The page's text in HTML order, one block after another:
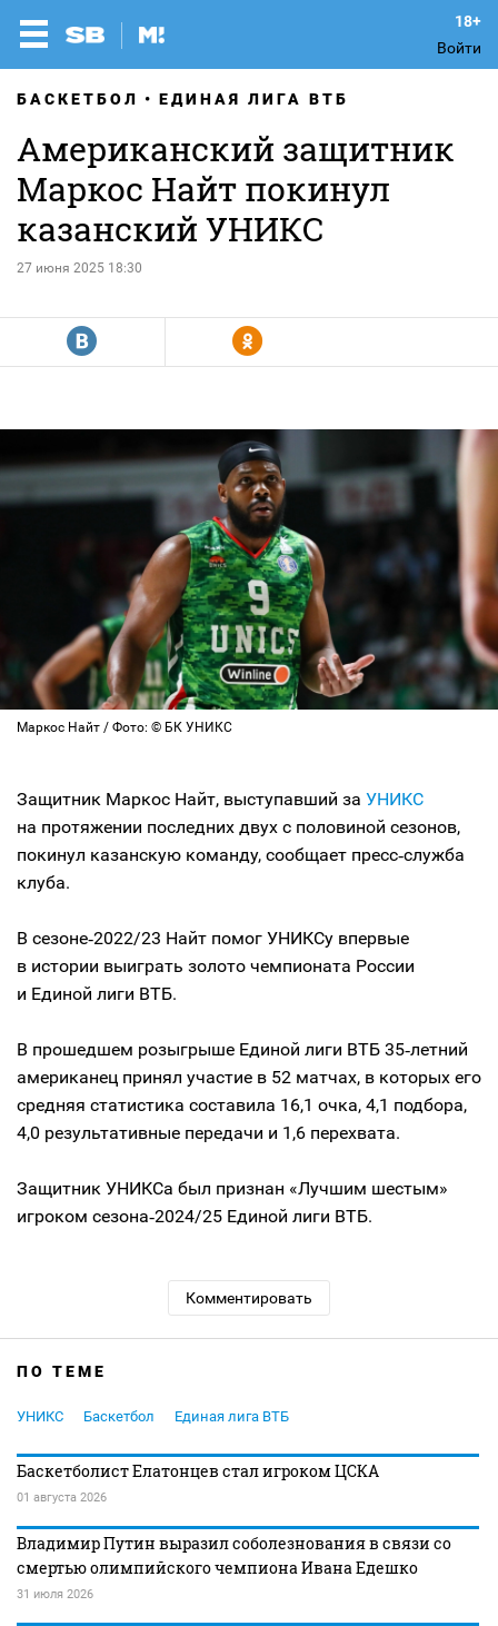
Войти
БАСКЕТБОЛ ЕДИНАЯ ЛИГА ВТБ
Американский защитник
Маркос Найт покинул
казанский УНИКС
27 июня 2025 18:30
R Y
Маркос Найт / Фото: © БК УНИКС
Защитник Маркос Найт, выступавший за УНИКС
на протяжении последних двух с половиной сезонов,
покинул казанскую команду, сообщает пресс‑служба
клуба.
В сезоне‑2022/23 Найт помог УНИКСу впервые
в истории выиграть золото чемпионата России
и Единой лиги ВТБ.
В прошедшем розыгрыше Единой лиги ВТБ 35‑летний
американец принял участие в 52 матчах, в которых его
средняя статистика составила 16,1 очка, 4,1 подбора,
4,0 результативные передачи и 1,6 перехвата.
Защитник УНИКСа был признан «Лучшим шестым»
игроком сезона‑2024/25 Единой лиги ВТБ.
Комментировать
ПО ТЕМЕ
УНИКС Баскетбол Единая лига ВТБ
Баскетболист Елатонцев стал игроком ЦСКА
01 августа 2026
Владимир Путин выразил соболезнования в связи со
смертью олимпийского чемпиона Ивана Едешко
31 июля 2026